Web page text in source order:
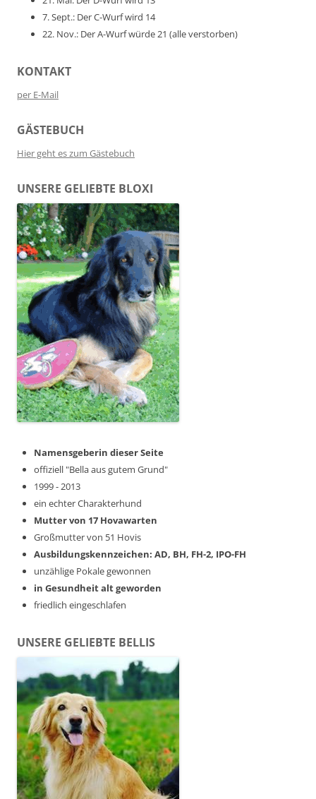
7. Sept.: Der C-Wurf wird 14
22. Nov.: Der A-Wurf würde 21 (alle verstorben)
KONTAKT
per E-Mail
GÄSTEBUCH
Hier geht es zum Gästebuch
UNSERE GELIEBTE BLOXI
Namensgeberin dieser Seite
offiziell "Bella aus gutem Grund"
1999 - 2013
ein echter Charakterhund
Mutter von 17 Hovawarten
Großmutter von 51 Hovis
Ausbildungskennzeichen: AD, BH, FH-2, IPO-FH
unzählige Pokale gewonnen
in Gesundheit alt geworden
friedlich eingeschlafen
UNSERE GELIEBTE BELLIS